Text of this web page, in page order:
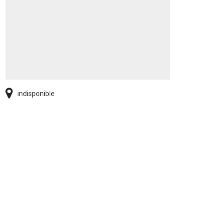
indisponible